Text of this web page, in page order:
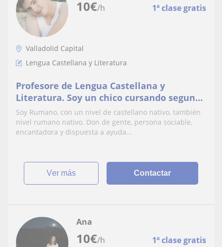
10€/h 1ª clase gratis
Valladolid Capital
Lengua Castellana y Literatura
Profesore de Lengua Castellana y
Literatura. Soy un chico cursando segundo
de bachillerato, muy interesado en la
asignatura de Lengua Castellana y
Literatura, ya que mi futuro se basará en
Soy Rumano, con un nivel de castellano nativo, también
nivel rumano nativo. Don de gente, persona sociable,
encantadora y dispuesta a ayuda...
ver más Contactar
10€/h 1ª clase gratis
Ana